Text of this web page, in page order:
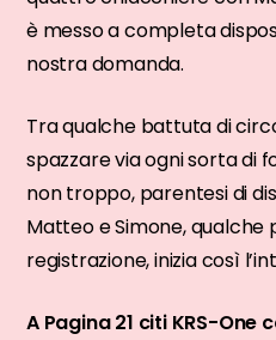
è messo a completa
nostra domanda.
Tra qualche battuta di
spazzare via ogni sorta di
non troppo, parentesi di
Matteo e Simone, qualche
registrazione, inizia così
A Pagina 21 citi KRS-One